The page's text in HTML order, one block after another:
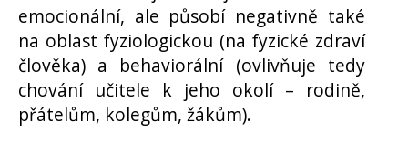
emocionální, ale působí negativně také
na oblast fyziologickou (na fyzické zdraví
člověka) a behaviorální (ovlivňuje tedy
chování učitele k jeho okolí – rodině,
přátelům, kolegům, žákům).